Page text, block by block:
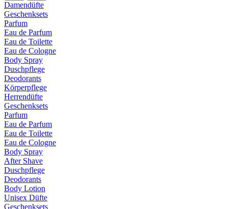
Damendüfte
Geschenksets
Parfum
Eau de Parfum
Eau de Toilette
Eau de Cologne
Body Spray
Duschpflege
Deodorants
Körperpflege
Herrendüfte
Geschenksets
Parfum
Eau de Parfum
Eau de Toilette
Eau de Cologne
Body Spray
After Shave
Duschpflege
Deodorants
Body Lotion
Unisex Düfte
Geschenksets